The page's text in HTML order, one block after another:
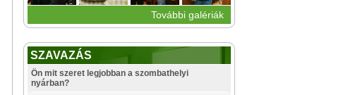
További galériák
SZAVAZÁS
Ön mit szeret legjobban a szombathelyi
nyárban?